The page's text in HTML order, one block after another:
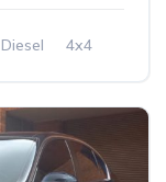
Diesel 4x4